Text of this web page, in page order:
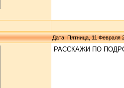
Дата: Пятница, 11 Февраля
РАССКАЖИ ПО